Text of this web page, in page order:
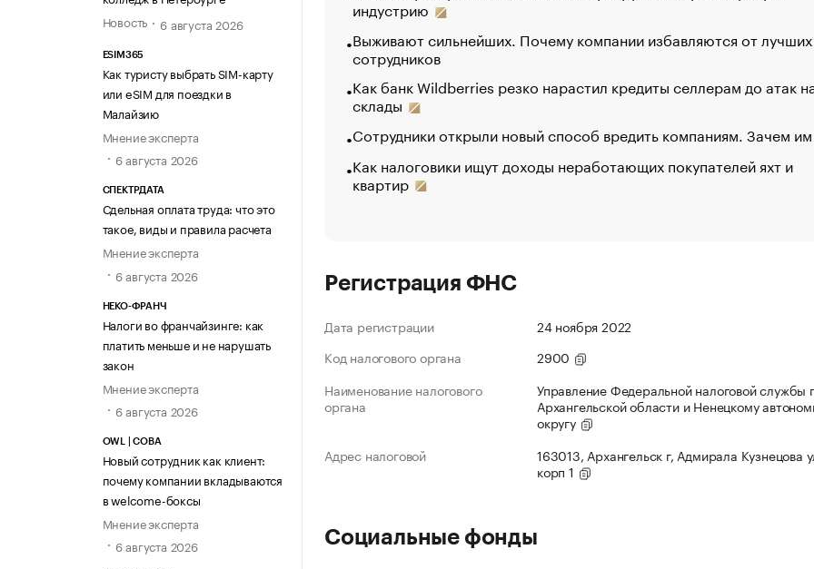
Новость
6 августа 2026
ESIM365
Как туристу выбрать SIM-карту
или eSIM для поездки в
Малайзию
Мнение эксперта
6 августа 2026
СПЕКТРДАТА
Сдельная оплата труда: что это
такое, виды и правила расчета
Мнение эксперта
6 августа 2026
НЕКО-ФРАНЧ
Налоги во франчайзинге: как
платить меньше и не нарушать
закон
Мнение эксперта
6 августа 2026
OWL | СОВА
Новый сотрудник как клиент:
почему компании вкладываются
в welcome-боксы
Мнение эксперта
6 августа 2026
индустрию
Выживают сильнейших. Почему компании избавляются от лучших
сотрудников
Как банк Wildberries резко нарастил кредиты селлерам до атак
склады
Сотрудники открыли новый способ вредить компаниям. Зачем
Как налоговики ищут доходы неработающих покупателей яхт и
квартир
Регистрация ФНС
Дата регистрации
24 ноября 2022
Код налогового органа
2900
Наименование налогового
органа
Управление Федеральной налоговой службы
Архангельской области и Ненецкому
округу
Адрес налоговой
163013, Архангельск г, Адмирала Кузнецова
корп 1
Социальные фонды